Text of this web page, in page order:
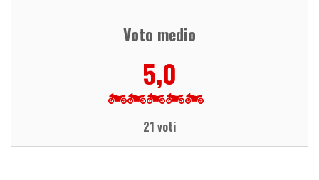
Voto medio
5,0
21 voti